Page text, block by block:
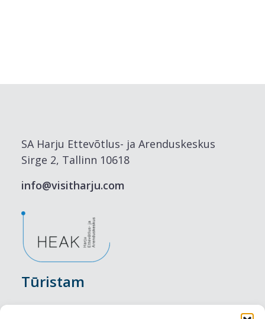
SA Harju Ettevõtlus- ja Arenduskeskus
Sirge 2, Tallinn 10618
info@visitharju.com
Tūristam